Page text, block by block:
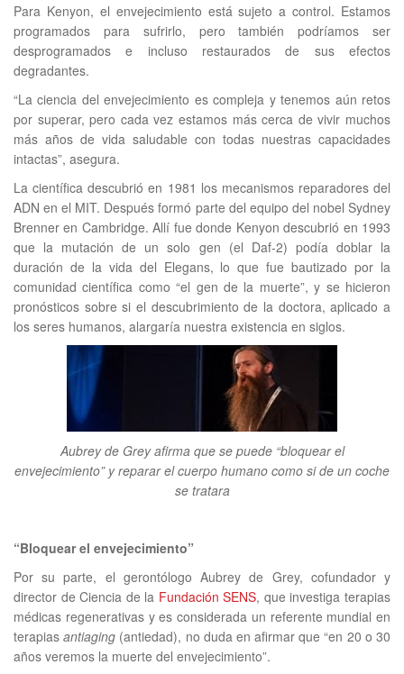
Para Kenyon, el envejecimiento está sujeto a control. Estamos
programados para sufrirlo, pero también podríamos ser
desprogramados e incluso restaurados de sus efectos
degradantes.
“La ciencia del envejecimiento es compleja y tenemos aún retos
por superar, pero cada vez estamos más cerca de vivir muchos
más años de vida saludable con todas nuestras capacidades
intactas”, asegura.
La científica descubrió en 1981 los mecanismos reparadores del
ADN en el MIT. Después formó parte del equipo del nobel Sydney
Brenner en Cambridge. Allí fue donde Kenyon descubrió en 1993
que la mutación de un solo gen (el Daf-2) podía doblar la
duración de la vida del Elegans, lo que fue bautizado por la
comunidad científica como “el gen de la muerte”, y se hicieron
pronósticos sobre si el descubrimiento de la doctora, aplicado a
los seres humanos, alargaría nuestra existencia en siglos.
Aubrey de Grey afirma que se puede “bloquear el
envejecimiento” y reparar el cuerpo humano como si de un coche
se tratara
“Bloquear el envejecimiento”
Por su parte, el gerontólogo Aubrey de Grey, cofundador y
director de Ciencia de la Fundación SENS, que investiga terapias
médicas regenerativas y es considerada un referente mundial en
terapiasantiaging (antiedad), no duda en afirmar que “en 20 o 30
años veremos la muerte del envejecimiento”.